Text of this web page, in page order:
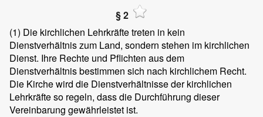
§ 2
(1) Die kirchlichen Lehrkräfte treten in kein
Dienstverhältnis zum Land, sondern stehen im kirchlichen
Dienst. Ihre Rechte und Pflichten aus dem
Dienstverhältnis bestimmen sich nach kirchlichem Recht.
Die Kirche wird die Dienstverhältnisse der kirchlichen
Lehrkräfte so regeln, dass die Durchführung dieser
Vereinbarung gewährleistet ist.